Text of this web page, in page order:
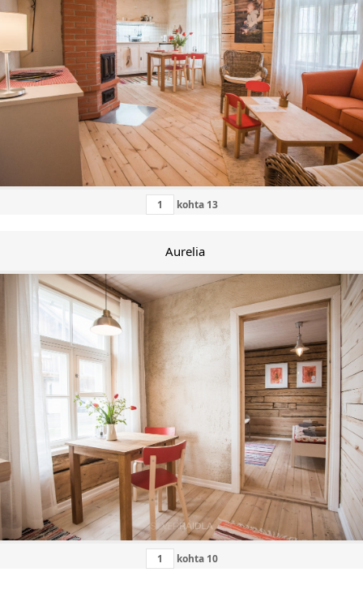
kohta 13
Aurelia
kohta 10